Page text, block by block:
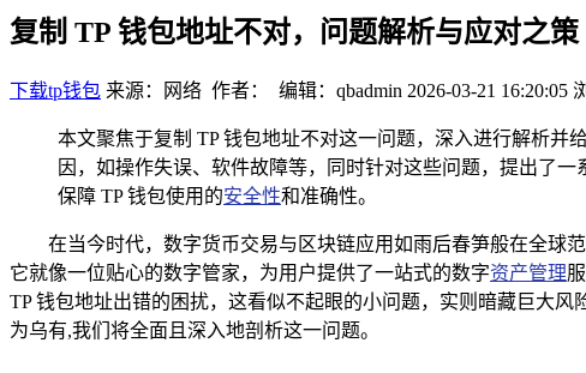
复制 TP 钱包地址不对，问题解析与应对之策
下载tp钱包 来源：网络 作者： 编辑：qbadmin 2026-03-21 16:20:05
本文聚焦于复制 TP 钱包地址不对这一问题，深入进行解析并
因，如操作失误、软件故障等，同时针对这些问题，提出了
保障 TP 钱包使用的安全性和准确性。
在当今时代，数字货币交易与区块链应用如雨后春笋般在全球
它就像一位贴心的数字管家，为用户提供了一站式的数字资产管理
TP 钱包地址出错的困扰，这看似不起眼的小问题，实则暗藏巨大
为乌有,我们将全面且深入地剖析这一问题。